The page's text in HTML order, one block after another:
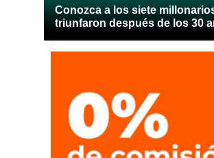
Conozca a los siete
triunfaron después de los 30